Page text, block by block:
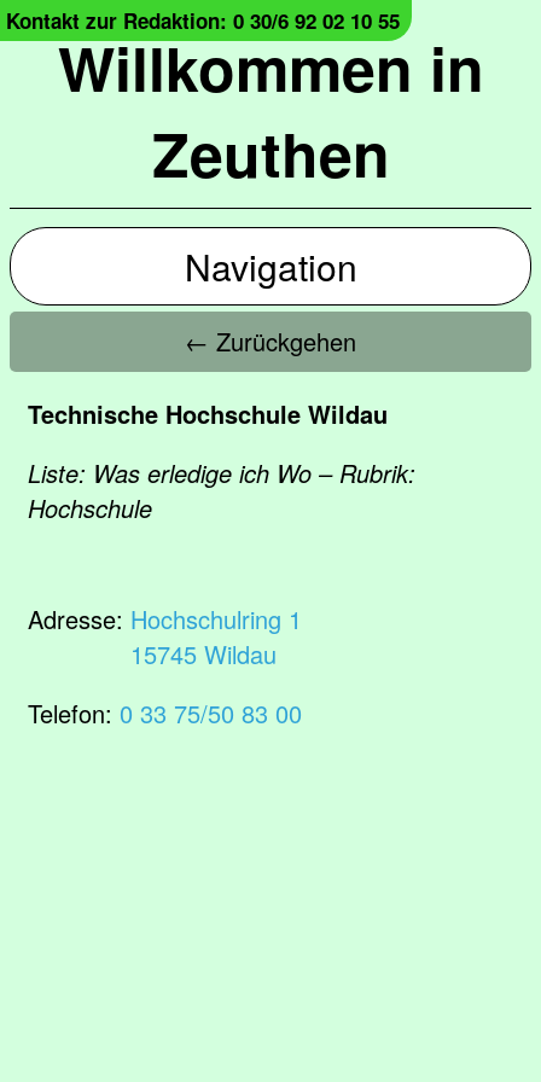
Willkommen in
Zeuthen
Kontakt zur Redaktion: 0 30/6 92 02 10 55
Navigation
← Zurückgehen
Technische Hochschule Wildau
Liste: Was erledige ich Wo – Rubrik:
Hochschule
Adresse: Hochschulring 1
15745 Wildau
Telefon: 0 33 75/50 83 00